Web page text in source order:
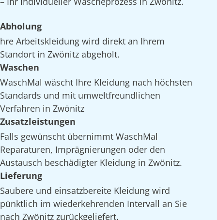
Abholung
hre Arbeitskleidung wird direkt an Ihrem
Standort in Zwönitz abgeholt.
Waschen
WaschMal wäscht Ihre Kleidung nach höchsten
Standards und mit umweltfreundlichen
Verfahren in Zwönitz
Zusatzleistungen
Falls gewünscht übernimmt WaschMal
Reparaturen, Imprägnierungen oder den
Austausch beschädigter Kleidung in Zwönitz.
Lieferung
Saubere und einsatzbereite Kleidung wird
pünktlich im wiederkehrenden Intervall an Sie
nach Zwönitz zurückgeliefert.